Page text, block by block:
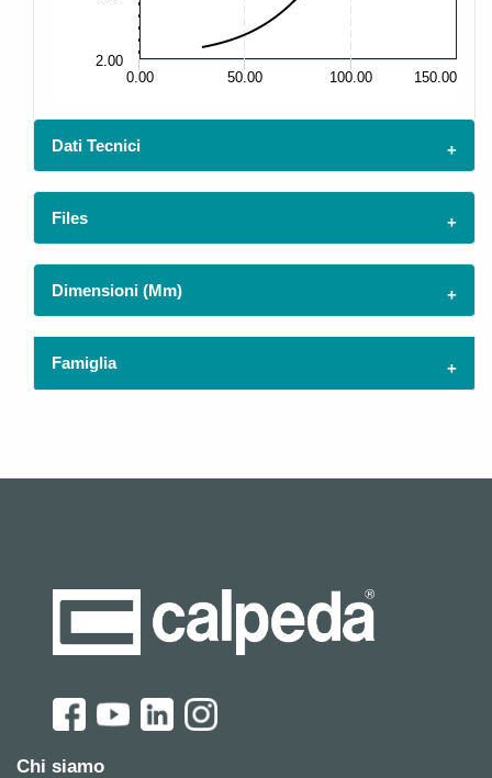
0.00 50.00 100.00 150.00
2.00
Dati Tecnici
Files
Dimensioni (mm)
Famiglia
Chi siamo